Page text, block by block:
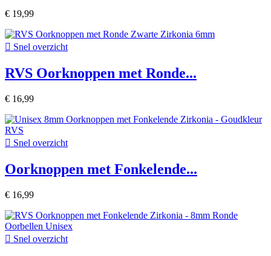
€ 19,99
 Snel overzicht
RVS Oorknoppen met Ronde...
€ 16,99
 Snel overzicht
Oorknoppen met Fonkelende...
€ 16,99
 Snel overzicht